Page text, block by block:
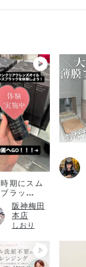
期にスム
ラッ
！！阪神梅田
本店
しおり